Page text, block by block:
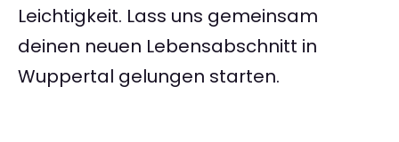
Leichtigkeit. Lass uns gemeinsam
deinen neuen Lebensabschnitt in
Wuppertal gelungen starten.